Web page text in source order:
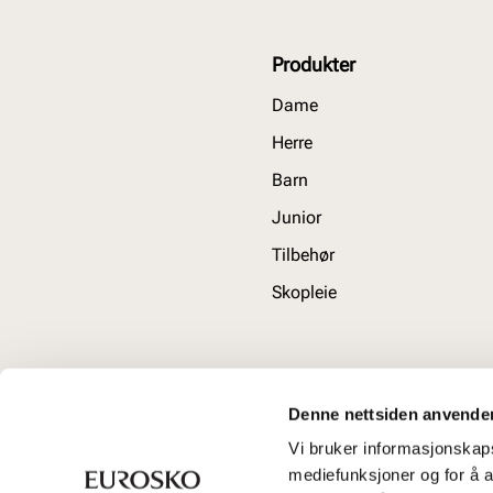
Denne nettsiden
Vi bruker
mediefunksjoner og for å
Produkter
Dame
Herre
Barn
Junior
Tilbehør
Skopleie